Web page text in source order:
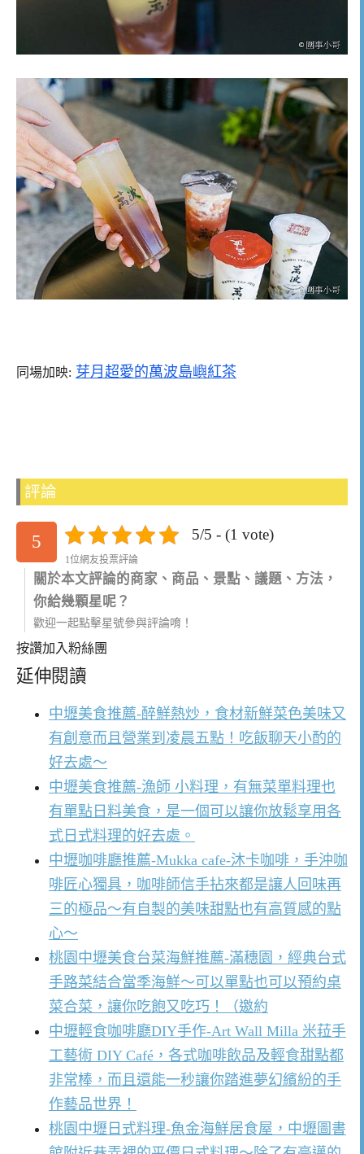
同場加映: 芽月超愛的萬波島嶼紅茶
評論
5 5/5 - (1 vote)
1位網友投票評論
關於本文評論的商家、商品、景點、議題、方法，
你給幾顆星呢？
歡迎一起點擊星號參與評論唷！
按讚加入粉絲團
延伸閱讀
中壢美食推薦-醉鮮熱炒，食材新鮮菜色美味又
有創意而且營業到凌晨五點！吃飯聊天小酌的
好去處～
中壢美食推薦-漁師 小料理，有無菜單料理也
有單點日料美食，是一個可以讓你放鬆享用各
式日式料理的好去處。
中壢咖啡廳推薦-Mukka cafe-沐卡咖啡，手沖咖
啡匠心獨具，咖啡師信手拈來都是讓人回味再
三的極品～有自製的美味甜點也有高質感的點
心～
桃園中壢美食台菜海鮮推薦-滿穗園，經典台式
手路菜結合當季海鮮～可以單點也可以預約桌
菜合菜，讓你吃飽又吃巧！（邀約
中壢輕食咖啡廳DIY手作-Art Wall Milla 米菈手
工藝術 DIY Café，各式咖啡飲品及輕食甜點都
非常棒，而且還能一秒讓你踏進夢幻繽紛的手
作藝品世界！
桃園中壢日式料理-魚金海鮮居食屋，中壢圖書